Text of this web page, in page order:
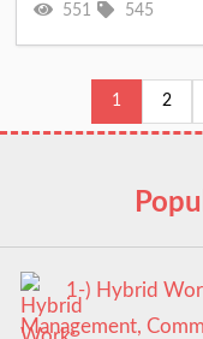
551 545
1 2
1-) Hybrid
Management,